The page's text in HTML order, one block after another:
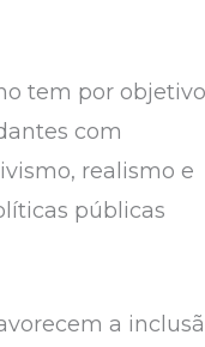
tem por
com
realismo e
públicas
a